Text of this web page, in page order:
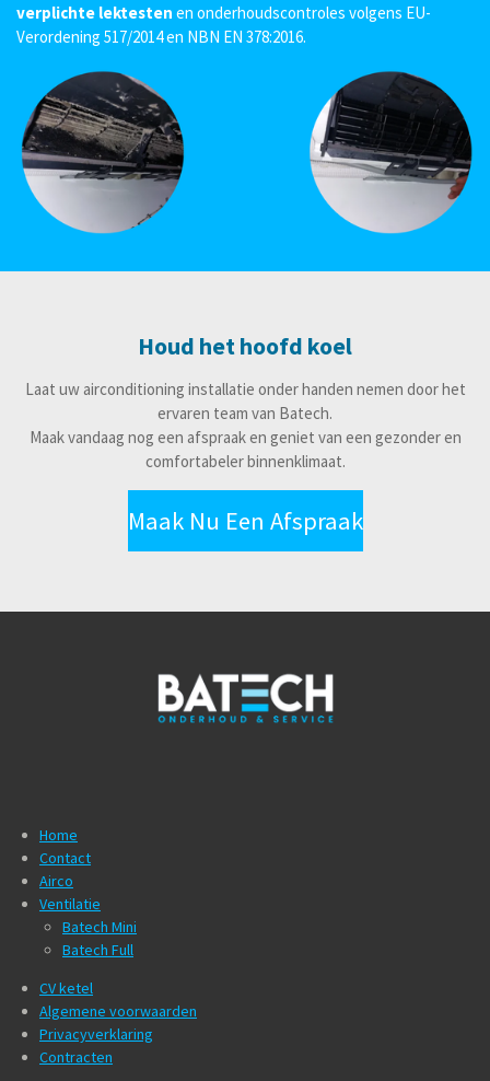
verplichte lektesten en onderhoudscontroles volgens EU-
Verordening 517/2014 en NBN EN 378:2016.
Houd het hoofd koel
Laat uw airconditioning installatie onder handen nemen door het
ervaren team van Batech.
Maak vandaag nog een afspraak en geniet van een gezonder en
comfortabeler binnenklimaat.
Maak Nu Een Afspraak
Home
Contact
Airco
Ventilatie
Batech Mini
Batech Full
CV ketel
Algemene voorwaarden
Privacyverklaring
Contracten